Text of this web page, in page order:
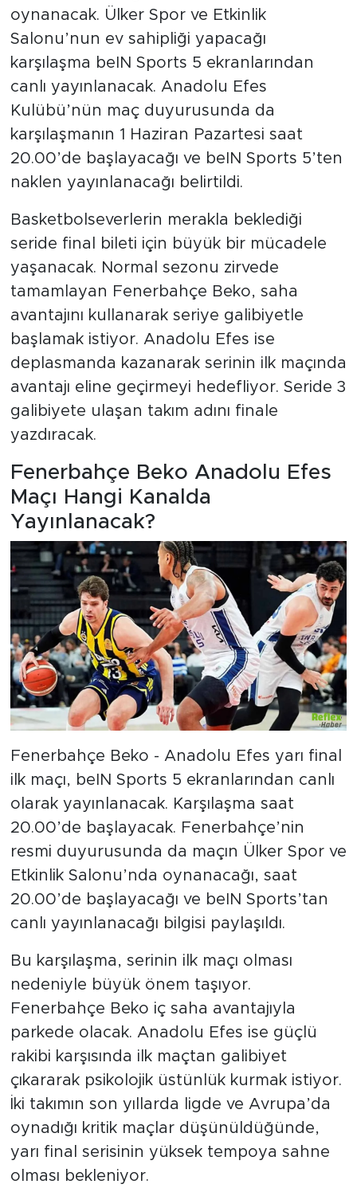
oynanacak. Ülker Spor ve Etkinlik
Salonu’nun ev sahipliği yapacağı
karşılaşma beIN Sports 5 ekranlarından
canlı yayınlanacak. Anadolu Efes
Kulübü’nün maç duyurusunda da
karşılaşmanın 1 Haziran Pazartesi saat
20.00’de başlayacağı ve beIN Sports 5’ten
naklen yayınlanacağı belirtildi.
Basketbolseverlerin merakla beklediği
seride final bileti için büyük bir mücadele
yaşanacak. Normal sezonu zirvede
tamamlayan Fenerbahçe Beko, saha
avantajını kullanarak seriye galibiyetle
başlamak istiyor. Anadolu Efes ise
deplasmanda kazanarak serinin ilk maçında
avantajı eline geçirmeyi hedefliyor. Seride 3
galibiyete ulaşan takım adını finale
yazdıracak.
Fenerbahçe Beko Anadolu Efes
Maçı Hangi Kanalda
Yayınlanacak?
Fenerbahçe Beko - Anadolu Efes yarı final
ilk maçı, beIN Sports 5 ekranlarından canlı
olarak yayınlanacak. Karşılaşma saat
20.00’de başlayacak. Fenerbahçe’nin
resmi duyurusunda da maçın Ülker Spor ve
Etkinlik Salonu’nda oynanacağı, saat
20.00’de başlayacağı ve beIN Sports’tan
canlı yayınlanacağı bilgisi paylaşıldı.
Bu karşılaşma, serinin ilk maçı olması
nedeniyle büyük önem taşıyor.
Fenerbahçe Beko iç saha avantajıyla
parkede olacak. Anadolu Efes ise güçlü
rakibi karşısında ilk maçtan galibiyet
çıkararak psikolojik üstünlük kurmak istiyor.
İki takımın son yıllarda ligde ve Avrupa’da
oynadığı kritik maçlar düşünüldüğünde,
yarı final serisinin yüksek tempoya sahne
olması bekleniyor.